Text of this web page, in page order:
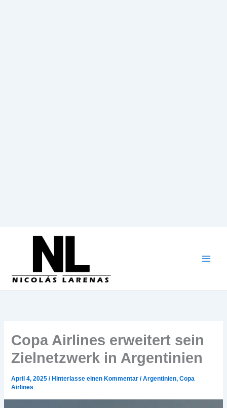
Copa Airlines erweitert sein
Zielnetzwerk in Argentinien
April 4, 2025/ Hinterlasse einen Kommentar /Argentinien,Copa
Airlines